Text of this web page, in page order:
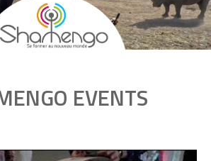
EVENTS
Pose des barrières du chantier Villa